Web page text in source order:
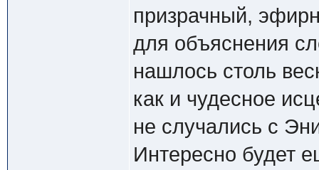
призрачный,
для объяснения
нашлось столь
как и чудесное
не случались с
Интересно будет